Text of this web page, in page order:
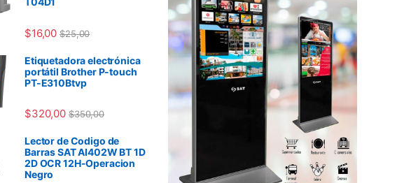
$16,00 $25,00
Etiquetadora electrónica
portátil Brother P-touch
PT-E310Btvp
$320,00 $350,00
Lector de Codigo de
Barras SAT AI402W BT 1D
2D OCR 12H-Operacion
Negro